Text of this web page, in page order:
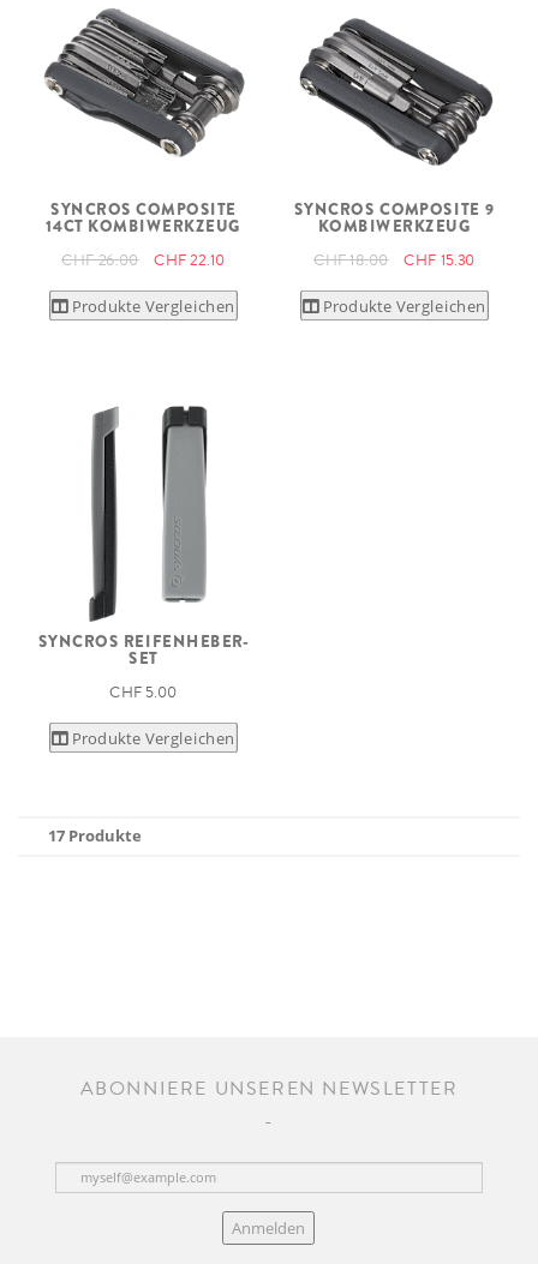
SYNCROS COMPOSITE
14CT KOMBIWERKZEUG
CHF 26.00 CHF 22.10
Produkte Vergleichen
SYNCROS COMPOSITE 9
KOMBIWERKZEUG
CHF 18.00 CHF 15.30
Produkte Vergleichen
SYNCROS REIFENHEBER-
SET
CHF 5.00
Produkte Vergleichen
17 Produkte
ABONNIERE UNSEREN NEWSLETTER
Anmelden